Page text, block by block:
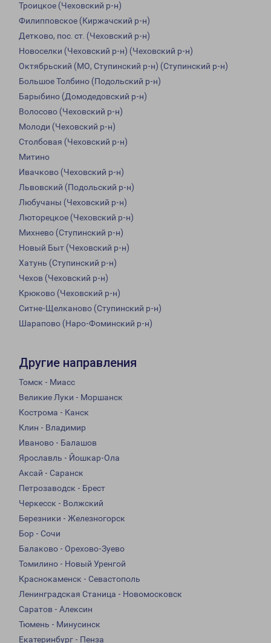
Троицкое (Чеховский р-н)
Филипповское (Киржачский р-н)
Детково, пос. ст. (Чеховский р-н)
Новоселки (Чеховский р-н) (Чеховский р-н)
Октябрьский (МО, Ступинский р-н) (Ступинский р-н)
Большое Толбино (Подольский р-н)
Барыбино (Домодедовский р-н)
Волосово (Чеховский р-н)
Молоди (Чеховский р-н)
Столбовая (Чеховский р-н)
Митино
Ивачково (Чеховский р-н)
Львовский (Подольский р-н)
Любучаны (Чеховский р-н)
Люторецкое (Чеховский р-н)
Михнево (Ступинский р-н)
Новый Быт (Чеховский р-н)
Хатунь (Ступинский р-н)
Чехов (Чеховский р-н)
Крюково (Чеховский р-н)
Ситне-Щелканово (Ступинский р-н)
Шарапово (Наро-Фоминский р-н)
Другие направления
Томск - Миасс
Великие Луки - Моршанск
Кострома - Канск
Клин - Владимир
Иваново - Балашов
Ярославль - Йошкар-Ола
Аксай - Саранск
Петрозаводск - Брест
Черкесск - Волжский
Березники - Железногорск
Бор - Сочи
Балаково - Орехово-Зуево
Томилино - Новый Уренгой
Краснокаменск - Севастополь
Ленинградская Станица - Новомосковск
Саратов - Алексин
Тюмень - Минусинск
Екатеринбург - Пенза